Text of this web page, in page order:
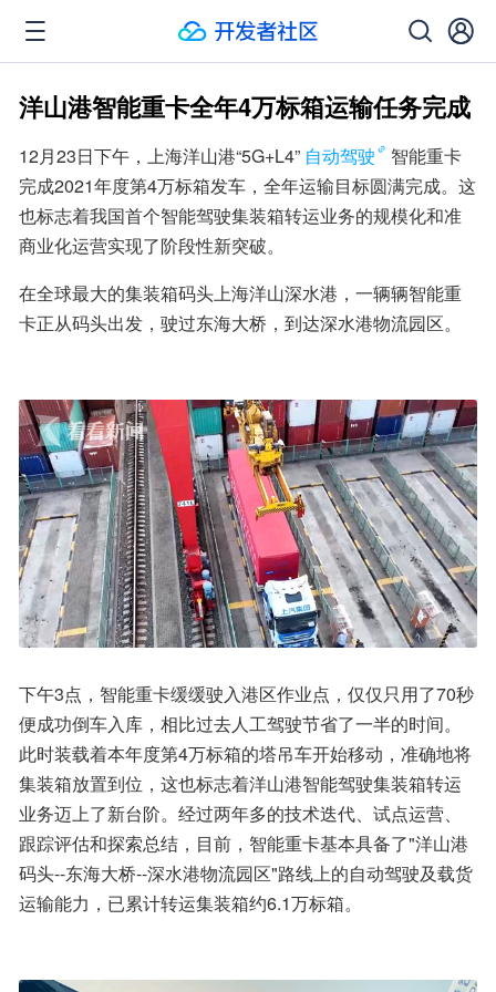
洋山港智能重卡全年4万标箱运输任务完成
12月23日下午，上海洋山港“5G+L4” 自动驾驶
智能重卡
完成2021年度第4万标箱发车，全年运输目标圆满完成。这
也标志着我国首个智能驾驶集装箱转运业务的规模化和准
商业化运营实现了阶段性新突破。
在全球最大的集装箱码头上海洋山深水港，一辆辆智能重
卡正从码头出发，驶过东海大桥，到达深水港物流园区。
下午3点，智能重卡缓缓驶入港区作业点，仅仅只用了70秒
便成功倒车入库，相比过去人工驾驶节省了一半的时间。
此时装载着本年度第4万标箱的塔吊车开始移动，准确地将
集装箱放置到位，这也标志着洋山港智能驾驶集装箱转运
业务迈上了新台阶。经过两年多的技术迭代、试点运营、
跟踪评估和探索总结，目前，智能重卡基本具备了"洋山港
码头--东海大桥--深水港物流园区"路线上的自动驾驶及载货
运输能力，已累计转运集装箱约6.1万标箱。